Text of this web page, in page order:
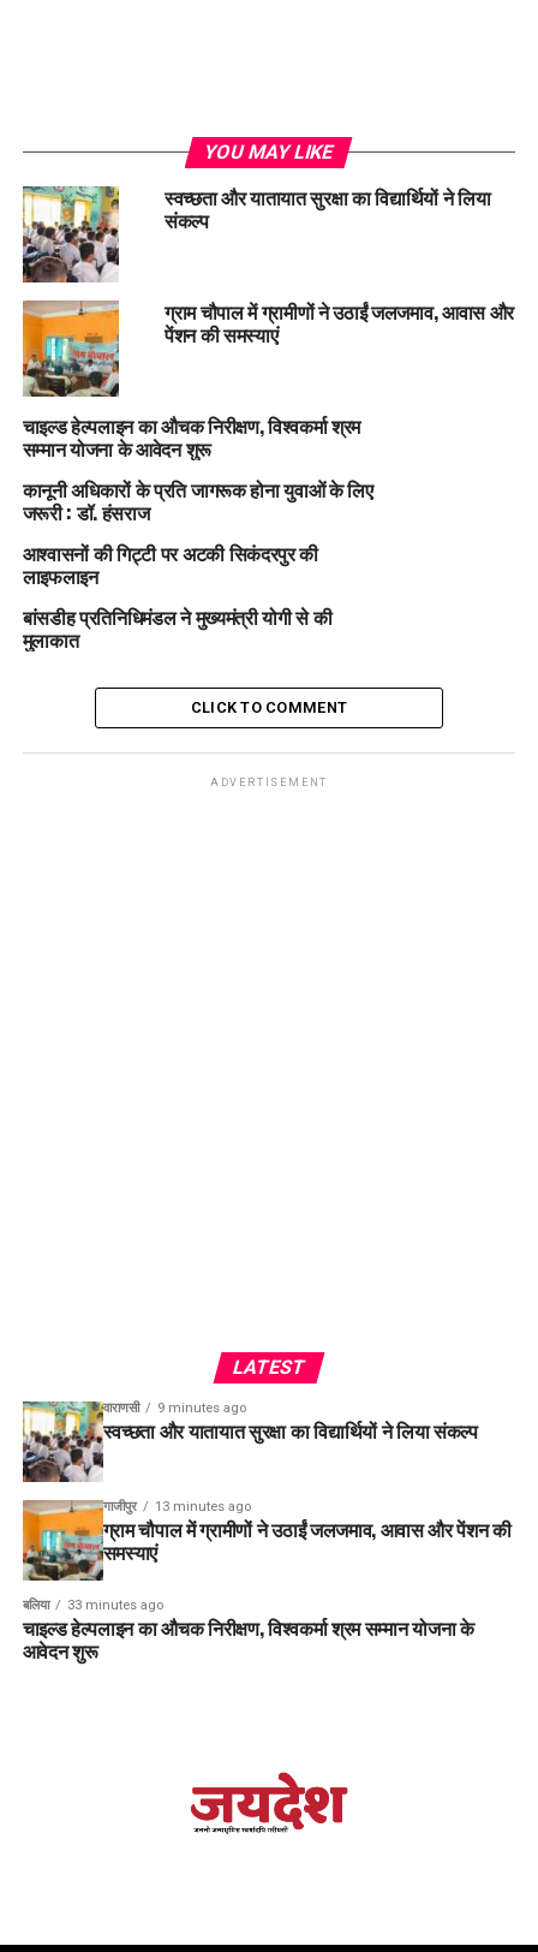
YOU MAY LIKE
स्वच्छता और यातायात सुरक्षा का विद्यार्थियों ने लिया
संकल्प
ग्राम चौपाल में ग्रामीणों ने उठाईं जलजमाव, आवास और
पेंशन की समस्याएं
चाइल्ड हेल्पलाइन का औचक निरीक्षण, विश्वकर्मा श्रम
सम्मान योजना के आवेदन शुरू
कानूनी अधिकारों के प्रति जागरूक होना युवाओं के लिए
जरूरी : डॉ. हंसराज
आश्वासनों की गिट्टी पर अटकी सिकंदरपुर की
लाइफलाइन
बांसडीह प्रतिनिधिमंडल ने मुख्यमंत्री योगी से की
मुलाकात
CLICK TO COMMENT
ADVERTISEMENT
LATEST
वाराणसी 9 minutes ago
स्वच्छता और यातायात सुरक्षा का विद्यार्थियों ने लिया संकल्प
गाजीपुर 13 minutes ago
ग्राम चौपाल में ग्रामीणों ने उठाईं जलजमाव, आवास और पेंशन की
समस्याएं
बलिया 33 minutes ago
चाइल्ड हेल्पलाइन का औचक निरीक्षण, विश्वकर्मा श्रम सम्मान योजना के
आवेदन शुरू